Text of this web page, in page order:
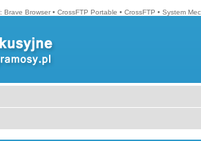
: Brave Browser • CrossFTP Portable • CrossFTP • System